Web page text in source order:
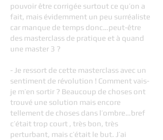
pouvoir être corrigée surtout ce qu’on a
fait, mais évidemment un peu surréaliste
car manque de temps donc…peut-être
des masterclass de pratique et à quand
une master 3 ?
- Je ressort de cette masterclass avec un
sentiment de révolution ! Comment vais-
je m’en sortir ? Beaucoup de choses ont
trouvé une solution mais encore
tellement de choses dans l’ombre…bref
c’était trop court , très bon, très
perturbant, mais c’était le but. J’ai